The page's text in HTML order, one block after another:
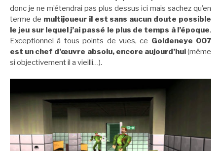
donc je ne m’étendrai pas plus dessus ici mais sachez qu’en
terme de multijoueur il est sans aucun doute possible
le jeu sur lequel j’ai passé le plus de temps à l’époque.
Exceptionnel à tous points de vues, ce Goldeneye 007
est un chef d’œuvre absolu, encore aujourd’hui(même
si objectivement il a vieilli…).